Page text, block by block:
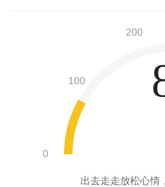
出去走走放松心情